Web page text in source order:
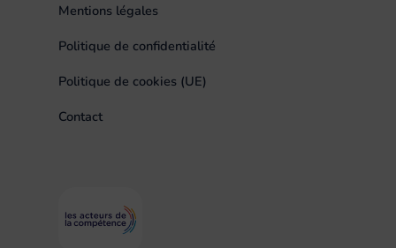
Mentions légales
Politique de confidentialité
Politique de cookies (UE)
Contact